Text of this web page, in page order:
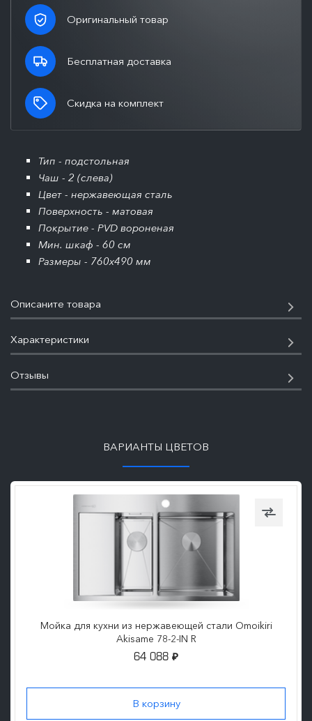
Оригинальный товар
Бесплатная доставка
Скидка на комплект
Тип - подстольная
Чаш - 2 (слева)
Цвет - нержавеющая сталь
Поверхность - матовая
Покрытие - PVD вороненая
Мин. шкаф - 60 см
Размеры - 760x490 мм
Описаните товара
Характеристики
Отзывы
ВАРИАНТЫ ЦВЕТОВ
Мойка для кухни из нержавеющей стали Omoikiri
Akisame 78-2-IN R
64 088 ₽